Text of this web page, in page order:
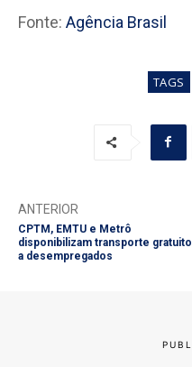
Fonte: Agência Brasil
TAGS
ANTERIOR
CPTM, EMTU e Metrô
disponibilizam transporte gratuito
a desempregados